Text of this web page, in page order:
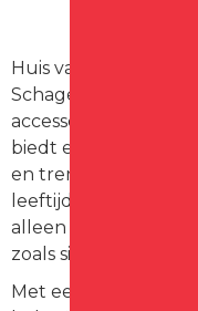
Huis van Schagen is
Schagen die zich
accessoires voor
biedt een
en trendy merken,
leeftijden en
alleen mode-items,
zoals sieraden en
Met een focus op